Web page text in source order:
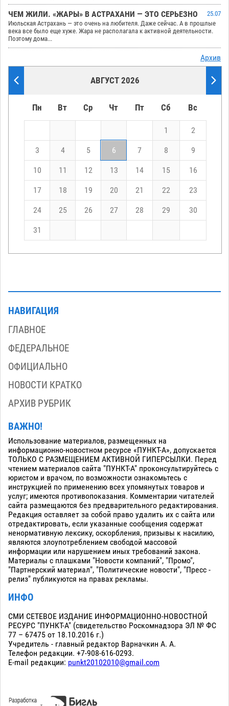
ЧЕМ ЖИЛИ. «ЖАРЫ» В АСТРАХАНИ — ЭТО СЕРЬЕЗНО
25.07
Июльская Астрахань — это очень на любителя. Даже сейчас. А в прошлые
века все было еще хуже. Жара не располагала к активной деятельности.
Поэтому дома...
Архив
АВГУСТ 2026
Пн Вт Ср Чт Пт Сб Вс
1 2
3 4 5 6 7 8 9
10 11 12 13 14 15 16
17 18 19 20 21 22 23
24 25 26 27 28 29 30
31
НАВИГАЦИЯ
ГЛАВНОЕ
ФЕДЕРАЛЬНОЕ
ОФИЦИАЛЬНО
НОВОСТИ КРАТКО
АРХИВ РУБРИК
ВАЖНО!
Использование материалов, размещенных на
информационно-новостном ресурсе «ПУНКТ-А», допускается
ТОЛЬКО С РАЗМЕЩЕНИЕМ АКТИВНОЙ ГИПЕРСЫЛКИ. Перед
чтением материалов сайта "ПУНКТ-А" проконсультируйтесь с
юристом и врачом, по возможности ознакомьтесь с
инструкцией по применению всех упомянутых товаров и
услуг; имеются противопоказания. Комментарии читателей
сайта размещаются без предварительного редактирования.
Редакция оставляет за собой право удалить их с сайта или
отредактировать, если указанные сообщения содержат
ненормативную лексику, оскорбления, призывы к насилию,
являются злоупотреблением свободой массовой
информации или нарушением иных требований закона.
Материалы с плашками "Новости компаний", "Промо",
"Партнерский материал", "Политические новости", "Пресс -
релиз" публикуются на правах рекламы.
ИНФО
СМИ СЕТЕВОЕ ИЗДАНИЕ ИНФОРМАЦИОННО-НОВОСТНОЙ
РЕСУРС "ПУНКТ-А" (свидетельство Роскомнадзора ЭЛ № ФС
77 – 67475 от 18.10.2016 г.)
Учредитель - главный редактор Варначкин А. А.
Телефон редакции. +7-908-616-0293.
E-mail редакции: punkt20102010@gmail.com